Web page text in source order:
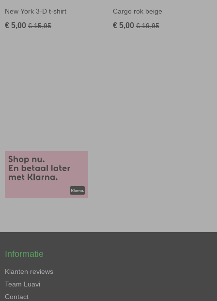
New York 3-D t-shirt
€ 5,00 € 15,95
Cargo rok beige
€ 5,00 € 19,95
Informatie
Klanten reviews
Team Luavi
Contact